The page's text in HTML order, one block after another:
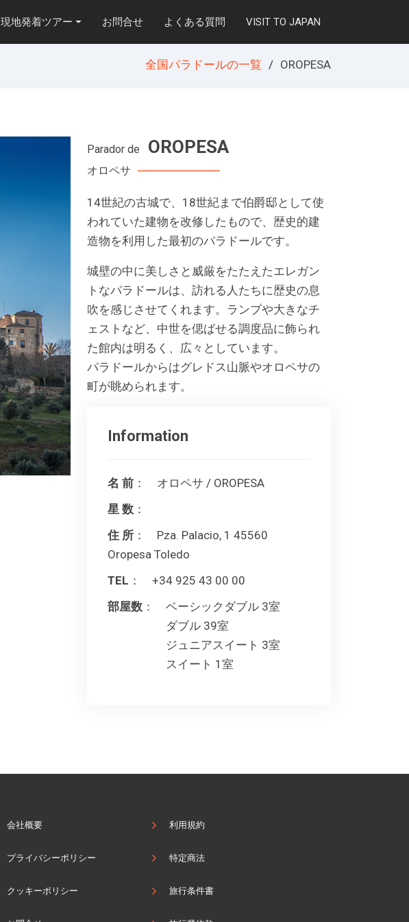
現地発着ツアー お問合せ よくある質問 VISIT TO JAPAN
全国パラドールの一覧 OROPESA
Parador de OROPESA
オロペサ
14世紀の古城で、18世紀まで伯爵邸として使
われていた建物を改修したもので、歴史的建
造物を利用した最初のパラドールです。
城壁の中に美しさと威厳をたたえたエレガン
トなパラドールは、訪れる人たちに歴史の息
吹を感じさせてくれます。ランプや大きなチ
ェストなど、中世を偲ばせる調度品に飾られ
た館内は明るく、広々としています。
パラドールからはグレドス山脈やオロペサの
町が眺められます。
Information
名 前 ： オロペサ / OROPESA
星 数 ：
住 所 ： Pza. Palacio, 1 45560
Oropesa Toledo
TEL ： +34 925 43 00 00
部屋数 ： ベーシックダブル 3室
ダブル 39室
ジュニアスイート 3室
スイート 1室
会社概要
プライバシーポリシー
クッキーポリシー
利用規約
特定商法
旅行条件書